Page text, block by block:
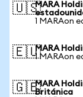
🇺🇸MARA
1 MARAon
🇪🇺MARA
1 MARAon
🇬🇧MARA
Británica